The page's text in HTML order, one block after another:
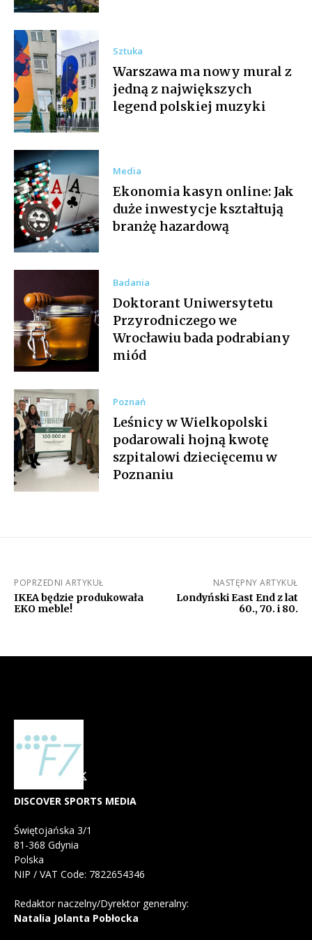
Sztuka
Warszawa ma nowy mural z
jedną z największych
legend polskiej muzyki
Media
Ekonomia kasyn online: Jak
duże inwestycje kształtują
branżę hazardową
Badania
Doktorant Uniwersytetu
Przyrodniczego we
Wrocławiu bada podrabiany
miód
Poznań
Leśnicy w Wielkopolski
podarowali hojną kwotę
szpitalowi dziecięcemu w
Poznaniu
POPRZEDNI ARTYKUŁ
IKEA będzie produkowała
EKO meble!
NASTĘPNY ARTYKUŁ
Londyński East End z lat
60., 70. i 80.
DISCOVER SPORTS MEDIA
Świętojańska 3/1
81-368 Gdynia
Polska
NIP / VAT Code: 7822654346
Redaktor naczelny/Dyrektor generalny:
Natalia Jolanta Pobłocka